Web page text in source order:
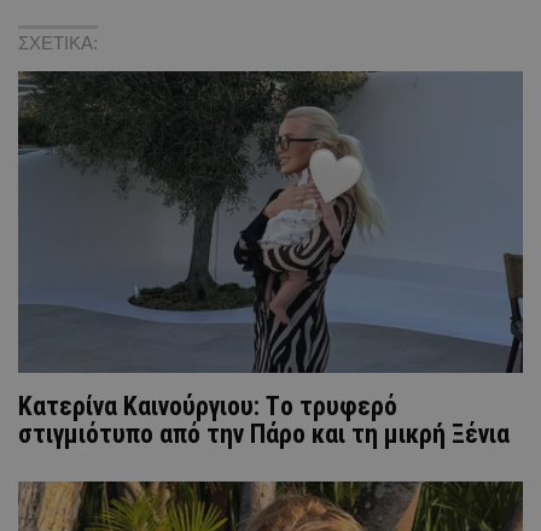
ΣΧΕΤΙΚΑ:
Κατερίνα Καινούργιου: Tο τρυφερό
στιγμιότυπο από την Πάρο και τη μικρή Ξένια